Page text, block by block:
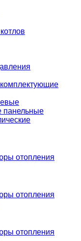
панельные
отопления
отопления
отопления